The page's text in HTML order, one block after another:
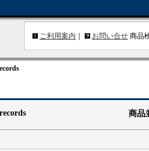
ご利用案内 お問い合せ 商品
商品